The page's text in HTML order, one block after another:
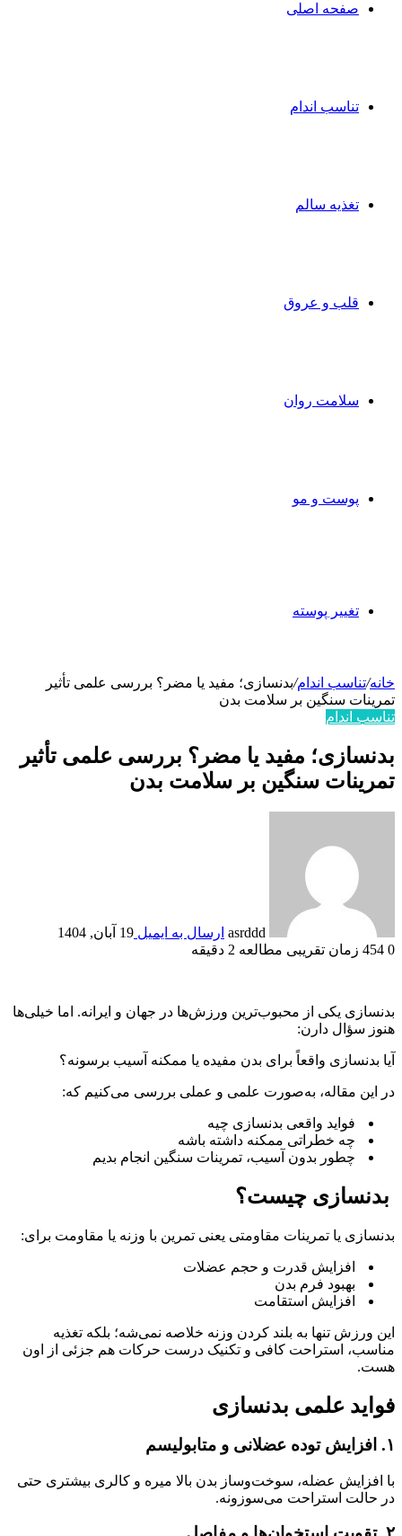
صفحه اصلی
تناسب اندام
تغذیه سالم
قلب و عروق
سلامت روان
پوست و مو
تغییر پوسته
خانه/تناسب اندام/بدنسازی؛ مفید یا مضر؟ بررسی علمی تأثیر
تمرینات سنگین بر سلامت بدن
تناسب اندام
بدنسازی؛ مفید یا مضر؟ بررسی علمی تأثیر
تمرینات سنگین بر سلامت بدن
asrddd ارسال به ایمیل 19 آبان, 1404
0
زمان تقریبی مطالعه 2 دقیقه
بدنسازی یکی از محبوب‌ترین ورزش‌ها در جهان و ایرانه. اما خیلی‌ها
هنوز سؤال دارن:
آیا بدنسازی واقعاً برای بدن مفیده یا ممکنه آسیب برسونه؟
در این مقاله، به‌صورت علمی و عملی بررسی می‌کنیم که:
فواید واقعی بدنسازی چیه
چه خطراتی ممکنه داشته باشه
چطور بدون آسیب، تمرینات سنگین انجام بدیم
بدنسازی چیست؟
بدنسازی یا تمرینات مقاومتی یعنی تمرین با وزنه یا مقاومت برای:
افزایش قدرت و حجم عضلات
بهبود فرم بدن
افزایش استقامت
این ورزش تنها به بلند کردن وزنه خلاصه نمی‌شه؛ بلکه تغذیه
مناسب، استراحت کافی و تکنیک درست حرکات هم جزئی از اون
هست.
فواید علمی بدنسازی
۱. افزایش توده عضلانی و متابولیسم
با افزایش عضله، سوخت‌وساز بدن بالا میره و کالری بیشتری حتی
در حالت استراحت می‌سوزونه.